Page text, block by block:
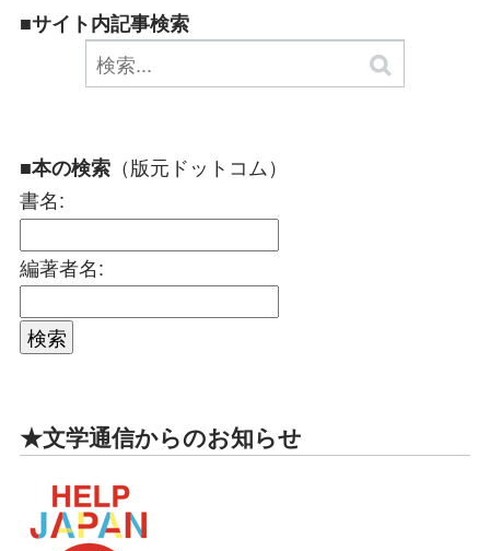
■サイト内記事検索
■本の検索 （版元ドットコム）
書名:
編著者名:
★文学通信からのお知らせ